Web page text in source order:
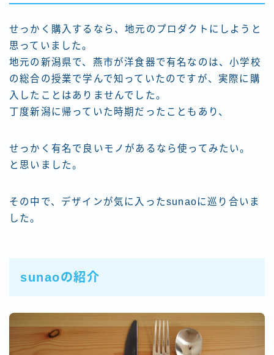
せっかく購入するなら、地元のプロダクトにしようと
思っていました。
地元の新潟県で、燕市が洋食器で有名なのは、小学校
の総合の授業で学んで知っていたのですが、実際に購
入したことはありませんでした。
丁度新潟に帰っていた時期だったこともあり、
せっかく有名で良いモノがあるなら使ってみたい。
と思いました。
その中で、デザインが気に入ったsunaoに巡り合いま
した。
sunaoの紹介